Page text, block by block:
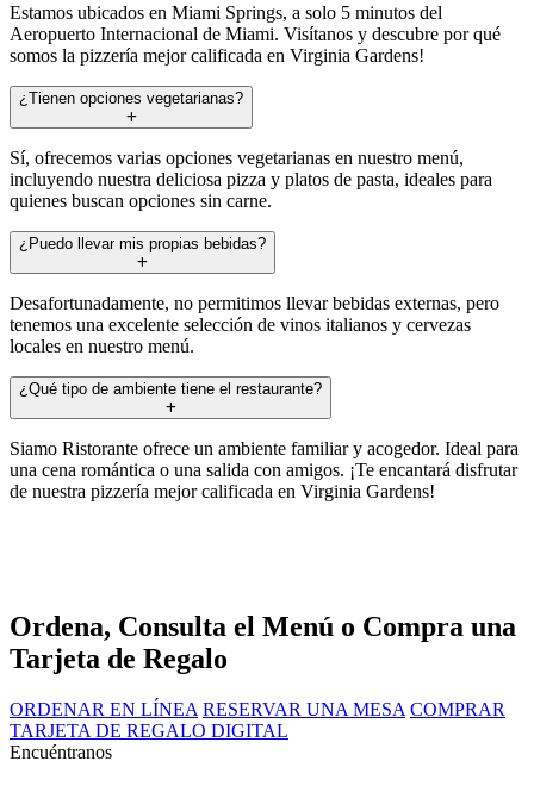
Estamos ubicados en Miami Springs, a solo 5 minutos del
Aeropuerto Internacional de Miami. Visítanos y descubre por qué
somos la pizzería mejor calificada en Virginia Gardens!
¿Tienen opciones vegetarianas?
Sí, ofrecemos varias opciones vegetarianas en nuestro menú,
incluyendo nuestra deliciosa pizza y platos de pasta, ideales para
quienes buscan opciones sin carne.
¿Puedo llevar mis propias bebidas?
Desafortunadamente, no permitimos llevar bebidas externas, pero
tenemos una excelente selección de vinos italianos y cervezas
locales en nuestro menú.
¿Qué tipo de ambiente tiene el restaurante?
Siamo Ristorante ofrece un ambiente familiar y acogedor. Ideal para
una cena romántica o una salida con amigos. ¡Te encantará disfrutar
de nuestra pizzería mejor calificada en Virginia Gardens!
Ordena, Consulta el Menú o Compra una
Tarjeta de Regalo
ORDENAR EN LÍNEA RESERVAR UNA MESA COMPRAR
TARJETA DE REGALO DIGITAL
Encuéntranos